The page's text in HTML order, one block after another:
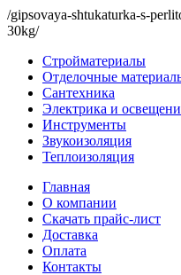
/gipsovaya-shtukaturka-s-
30kg/
Стройматериалы
Отделочные
Сантехника
Электрика и
Инструменты
Звукоизоляция
Теплоизоляция
Главная
О компании
Скачать прайс-лист
Доставка
Оплата
Контакты